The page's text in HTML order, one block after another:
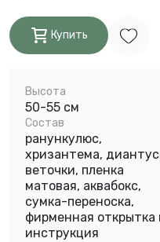
Купить
Высота
50-55 см
Состав
ранункулюс,
хризантема,
веточки, пленка
матовая, аквабокс,
сумка-переноска,
фирменная открытка
инструкция